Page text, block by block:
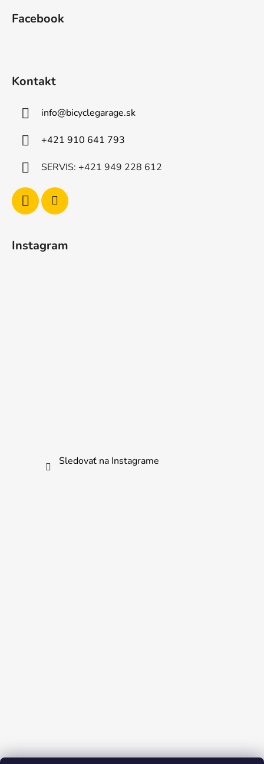
Facebook
Kontakt
info@bicyclegarage.sk
+421 910 641 793
SERVIS: +421 949 228 612
Instagram
Sledovať na Instagrame